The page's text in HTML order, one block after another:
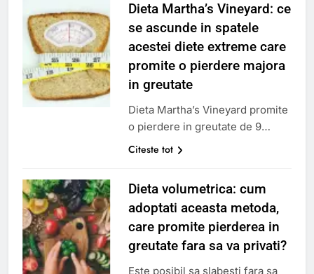
Atlantic, originar din partea de
nord-vest a Spaniei si a
Portugaliei, ar putea de curand
sa ii faca umbra. Ce este
Regimul Atlantic? Este vorba
integreaza o…
Dieta Martha’s Vineyard: ce
se ascunde in spatele
acestei diete extreme care
promite o pierdere majora
in greutate
Dieta Martha’s Vineyard promite
o pierdere in greutate de 9
kilograme in 21 de zile. Cu toate
trebuie stiut: Martha’s Vineyard
nu este o persoana, ci un loc.
Aceasta mica insula din statul
american Massachusetts este
Citeste tot
Dieta volumetrica: cum
adoptati aceasta metoda,
care promite pierderea in
greutate fara sa va privati?
Este posibil sa slabesti fara sa